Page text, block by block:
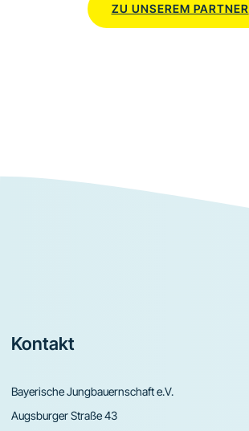
ZU UNSEREM PARTNER
Footer
Kontakt
Bayerische Jungbauernschaft e.V.
Augsburger Straße 43